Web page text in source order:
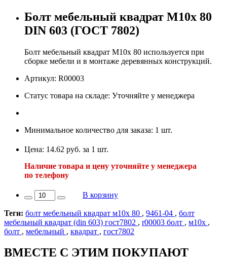
Болт мебельный квадрат М10х 80
DIN 603 (ГОСТ 7802)
Болт мебельный квадрат М10х 80 используется при
сборке мебели и в монтаже деревянных конструкций.
Артикул: R00003
Статус товара на складе: Уточняйте у менеджера
Минимальное количество для заказа: 1 шт.
Цена: 14.62 руб. за 1 шт.
Наличие товара и цену уточняйте у менеджера
по телефону
В корзину
Теги: болт мебельный квадрат м10х 80 , 9461-04 , болт
мебельный квадрат (din 603) гост7802 , r00003 болт , м10х ,
болт , мебельный , квадрат , гост7802
ВМЕСТЕ С ЭТИМ ПОКУПАЮТ